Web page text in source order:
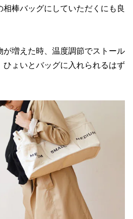
棒バッグにしていただくにも良
増えた時、温度調節でストール
ょいとバッグに入れられるはず